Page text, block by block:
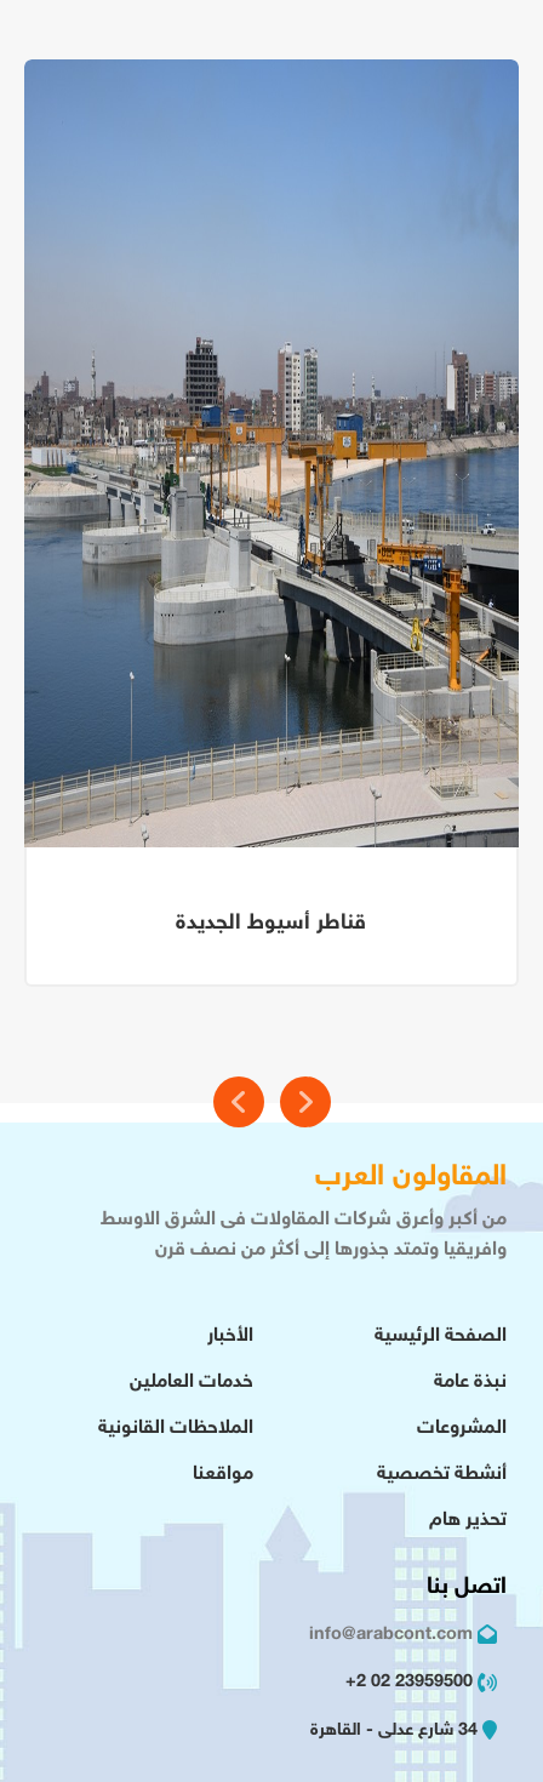
قناطر أسيوط الجديدة
المقاولون العرب
من أكبر وأعرق شركات المقاولات فى الشرق الاوسط
وافريقيا وتمتد جذورها إلى أكثر من نصف قرن
الصفحة الرئيسية
نبذة عامة
المشروعات
أنشطة تخصصية
تحذير هام
الأخبار
خدمات العاملين
الملاحظات القانونية
مواقعنا
اتصل بنا
info@arabcont.com
23959500 02 2+
34 شارع عدلى - القاهرة